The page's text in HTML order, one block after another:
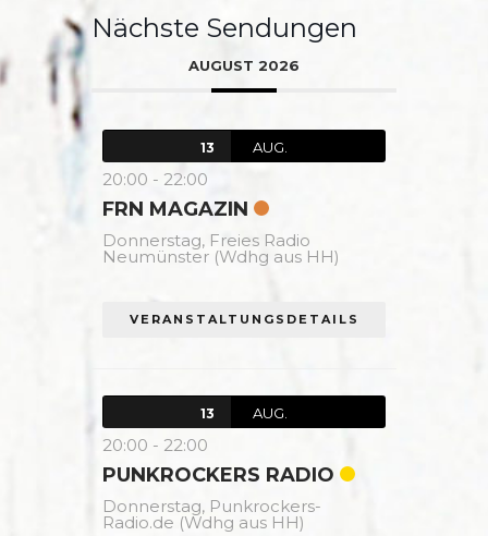
Nächste Sendungen
AUGUST 2026
13 AUG.
20:00 - 22:00
FRN MAGAZIN
Donnerstag, Freies Radio
Neumünster (Wdhg aus HH)
VERANSTALTUNGSDETAILS
13 AUG.
20:00 - 22:00
PUNKROCKERS RADIO
Donnerstag, Punkrockers-
Radio.de (Wdhg aus HH)